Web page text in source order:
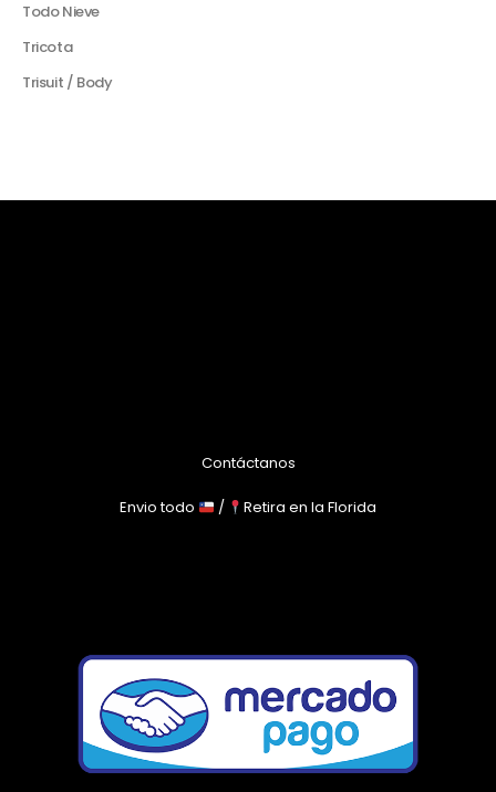
Todo Nieve
Tricota
Trisuit / Body
Contáctanos
Envio todo / Retira en la Florida